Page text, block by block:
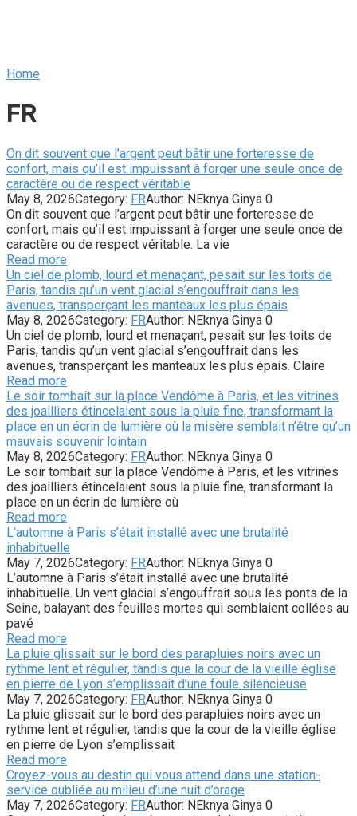
Home
FR
On dit souvent que l’argent peut bâtir une forteresse de
confort, mais qu’il est impuissant à forger une seule once de
caractère ou de respect véritable
May 8, 2026Category: FRAuthor: NEknya Ginya 0
On dit souvent que l’argent peut bâtir une forteresse de
confort, mais qu’il est impuissant à forger une seule once de
caractère ou de respect véritable. La vie
Read more
Un ciel de plomb, lourd et menaçant, pesait sur les toits de
Paris, tandis qu’un vent glacial s’engouffrait dans les
avenues, transperçant les manteaux les plus épais
May 8, 2026Category: FRAuthor: NEknya Ginya 0
Un ciel de plomb, lourd et menaçant, pesait sur les toits de
Paris, tandis qu’un vent glacial s’engouffrait dans les
avenues, transperçant les manteaux les plus épais. Claire
Read more
Le soir tombait sur la place Vendôme à Paris, et les vitrines
des joailliers étincelaient sous la pluie fine, transformant la
place en un écrin de lumière où la misère semblait n’être qu’un
mauvais souvenir lointain
May 8, 2026Category: FRAuthor: NEknya Ginya 0
Le soir tombait sur la place Vendôme à Paris, et les vitrines
des joailliers étincelaient sous la pluie fine, transformant la
place en un écrin de lumière où
Read more
L’automne à Paris s’était installé avec une brutalité
inhabituelle
May 7, 2026Category: FRAuthor: NEknya Ginya 0
L’automne à Paris s’était installé avec une brutalité
inhabituelle. Un vent glacial s’engouffrait sous les ponts de la
Seine, balayant des feuilles mortes qui semblaient collées au
pavé
Read more
La pluie glissait sur le bord des parapluies noirs avec un
rythme lent et régulier, tandis que la cour de la vieille église
en pierre de Lyon s’emplissait d’une foule silencieuse
May 7, 2026Category: FRAuthor: NEknya Ginya 0
La pluie glissait sur le bord des parapluies noirs avec un
rythme lent et régulier, tandis que la cour de la vieille église
en pierre de Lyon s’emplissait
Read more
Croyez-vous au destin qui vous attend dans une station-
service oubliée au milieu d’une nuit d’orage
May 7, 2026Category: FRAuthor: NEknya Ginya 0